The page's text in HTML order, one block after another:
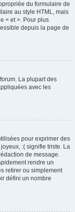
du formulaire de
au style HTML, mais
< et >. Pour plus
depuis la page de
La plupart des
avec les
pour exprimer des
:( signifie triste. La
de message.
rendre un
retirer ou simplement
défini un nombre